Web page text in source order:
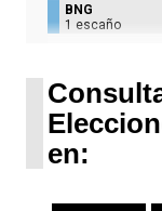
BNG
1 escaño
en: